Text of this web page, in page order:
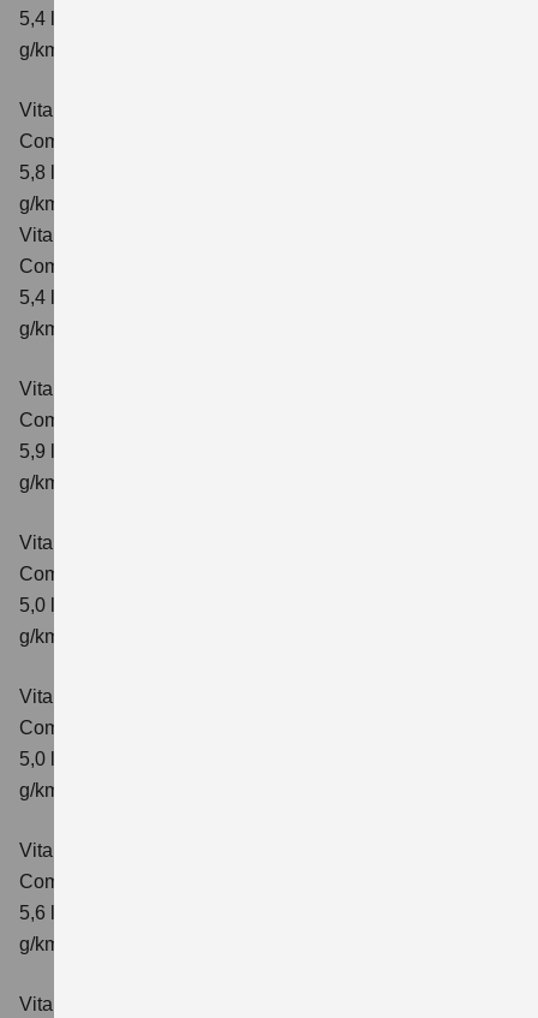
5,4 l/100km; kombinierter Wert der CO₂-Emission: 129
g/km; CO₂-Klasse: D
Vitara 1.4 BOOSTERJET HYBRID ALLGRIP AT
Comfort
5,8 l/100 km; kombinierter Wert der CO₂-Emission: 137
g/km; CO₂-Klasse: E
Vitara 1.4 BOOSTERJET HYBRID ALLGRIP
Comfort+ Verbrauchswerte: kombinierter Energieverbrauch
5,4 l/100km; kombinierter Wert der CO₂-Emission: 129
g/km; CO₂-Klasse: D
Vitara 1.4 BOOSTERJET HYBRID ALLGRIP AT
Comfort+
5,9 l/100 km; kombinierter Wert der CO₂-Emission: 138
g/km; CO₂-Klasse: E
Vitara 1.5 DUALJET HYBRID AGS
Comfort
5,0 l/100km; kombinierter Wert der CO₂-Emission: 113
g/km; CO₂-Klasse: C
Vitara 1.5 DUALJET HYBRID AGS
Comfort+
5,0 l/100km; kombinierter Wert der CO₂-Emission: 114
g/km; CO₂-Klasse: C
Vitara 1.5 DUALJET HYBRID ALLGRIP AGS
Comfort
5,6 l/100km; kombinierter Wert der CO₂-Emission: 126
g/km; CO₂-Klasse: D
Vitara 1.5 DUALJET HYBRID ALLGRIP AGS